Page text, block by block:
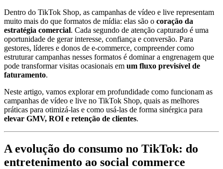
Dentro do TikTok Shop, as campanhas de vídeo e live representam
muito mais do que formatos de mídia: elas são o coração da
estratégia comercial. Cada segundo de atenção capturado é uma
oportunidade de gerar interesse, confiança e conversão. Para
gestores, líderes e donos de e-commerce, compreender como
estruturar campanhas nesses formatos é dominar a engrenagem que
pode transformar visitas ocasionais em um fluxo previsível de
faturamento.
Neste artigo, vamos explorar em profundidade como funcionam as
campanhas de vídeo e live no TikTok Shop, quais as melhores
práticas para otimizá-las e como usá-las de forma sinérgica para
elevar GMV, ROI e retenção de clientes.
A evolução do consumo no TikTok: do
entretenimento ao social commerce